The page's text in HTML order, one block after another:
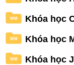
WM Khóa học
WM Khóa học
WM Khóa học